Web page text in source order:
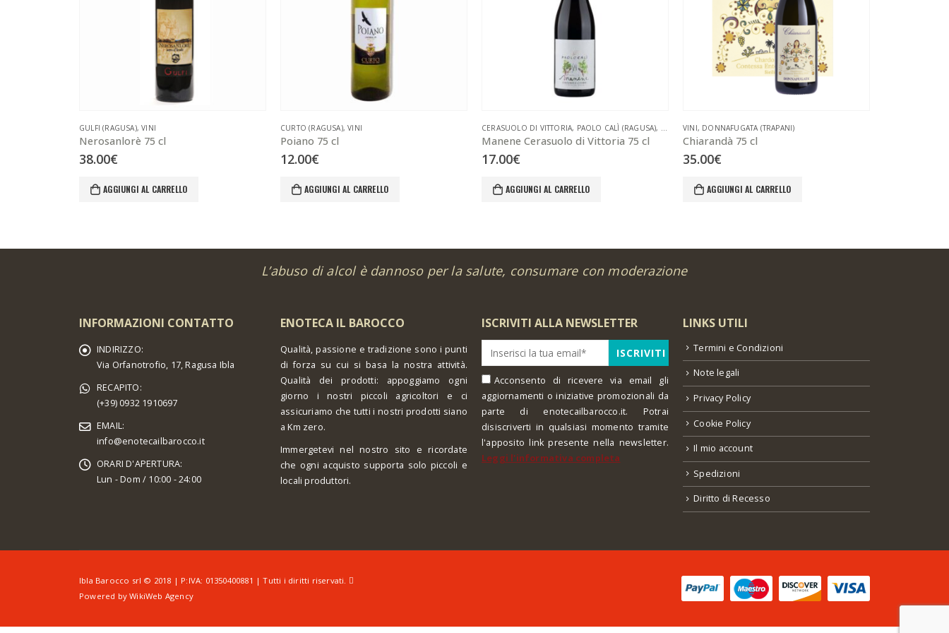
GULFI (RAGUSA),VINI
Nerosanlorè 75 cl
38.00€
AGGIUNGI AL CARRELLO
CURTO (RAGUSA),VINI
Poiano 75 cl
12.00€
AGGIUNGI AL CARRELLO
CERASUOLO DI VITTORIA, PAOLO CALÌ (RAGUSA), VINI
Manene Cerasuolo di Vittoria 75 cl
17.00€
AGGIUNGI AL CARRELLO
VINI, DONNAFUGATA (TRAPANI)
Chiarandà 75 cl
35.00€
AGGIUNGI AL CARRELLO
L’abuso di alcol è dannoso per la salute, consumare con moderazione
INFORMAZIONI CONTATTO
INDIRIZZO:
Via Orfanotrofio, 17, Ragusa Ibla
RECAPITO:
(+39) 0932 1910697
EMAIL:
info@enotecailbarocco.it
ORARI D'APERTURA:
Lun - Dom / 10:00 - 24:00
ENOTECA IL BAROCCO
Qualità, passione e tradizione sono i punti
di forza su cui si basa la nostra attività.
Qualità dei prodotti: appoggiamo ogni
giorno i nostri piccoli agricoltori e ci
assicuriamo che tutti i nostri prodotti siano
a Km zero.
Immergetevi nel nostro sito e ricordate
che ogni acquisto supporta solo piccoli e
locali produttori.
ISCRIVITI ALLA NEWSLETTER
Acconsento di ricevere via email gli
aggiornamenti o iniziative promozionali da
parte di enotecailbarocco.it. Potrai
disiscriverti in qualsiasi momento tramite
l'apposito link presente nella newsletter.
Leggi l'informativa completa
LINKS UTILI
Termini e Condizioni
Note legali
Privacy Policy
Cookie Policy
Il mio account
Spedizioni
Diritto di Recesso
Ibla Barocco srl © 2018 | P:IVA: 01350400881 | Tutti i diritti riservati.
Powered byWikiWeb Agency